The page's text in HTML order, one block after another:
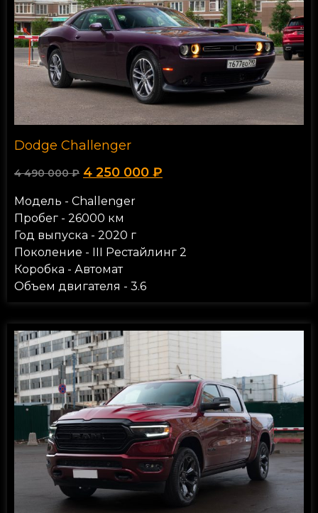
Dodge Challenger
4 490 000₽ 4 250 000 ₽
Модель - Challenger
Пробег - 26000 км
Год выпуска - 2020 г
Поколение - III Рестайлинг 2
Коробка - Автомат
Объем двигателя - 3.6